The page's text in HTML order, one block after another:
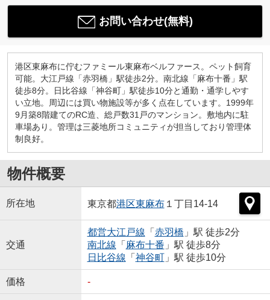
お問い合わせ(無料)
港区東麻布に佇むファミール東麻布ベルファース。ペット飼育
可能。大江戸線「赤羽橋」駅徒歩2分。南北線「麻布十番」駅
徒歩8分。日比谷線「神谷町」駅徒歩10分と通勤・通学しやす
い立地。周辺には買い物施設等が多く点在しています。1999年
9月築8階建てのRC造、総戸数31戸のマンション。敷地内に駐
車場あり。管理は三菱地所コミュニティが担当しており管理体
制良好。
物件概要
所在地 東京都港区東麻布１丁目14-14
交通
都営大江戸線 「 赤羽橋 」駅 徒歩2分
南北線 「 麻布十番 」駅 徒歩8分
日比谷線 「 神谷町」駅 徒歩10分
価格 -